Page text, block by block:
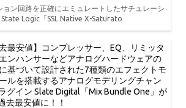
ョン回路を正確にエミュレートしたサチュレーシ
State Logic「SSL Native X-Saturato
去最安値】コンプレッサー、EQ、リミッタ
ンハンサーなどアナログハードウェアの
基づいて設計された7種類のエフェクトモ
ルを搭載するアナログモデリングチャン
グイン Slate Digital「Mix Bundle One」が
去最安値に！！